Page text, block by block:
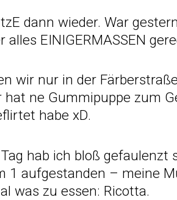
dann wieder. War
EINIGERMASSEN
wir nur in der
ne Gummipuppe zum
habe xD.
hab ich bloß gefaulenzt
1 aufgestanden – meine
was zu essen: Ricotta.